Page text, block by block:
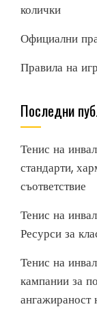
колички
Официални
Правила на
Последни
Тенис на
стандарти,
съответствие
Тенис на
Ресурси за
Тенис на
кампании за
ангажираност